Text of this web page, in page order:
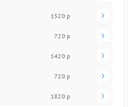
1520 р
720 р
1420 р
720 р
1820 р